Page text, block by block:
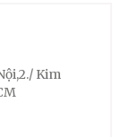
Kim